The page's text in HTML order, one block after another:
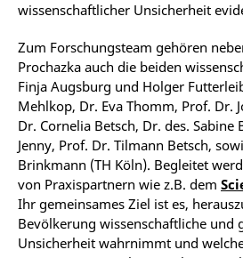
wissenschaftlicher Unsicherheit
Zum Forschungsteam gehören
Prochazka auch die beiden
Finja Augsburg und Holger
Mehlkop, Dr. Eva Thomm, Prof. Dr.
Dr. Cornelia Betsch, Dr. des.
Jenny, Prof. Dr. Tilmann Betsch,
Brinkmann (TH Köln). Begleitet
von Praxispartnern wie z.B. dem
Ihr gemeinsames Ziel ist es,
Bevölkerung wissenschaftliche und
Unsicherheit wahrnimmt und